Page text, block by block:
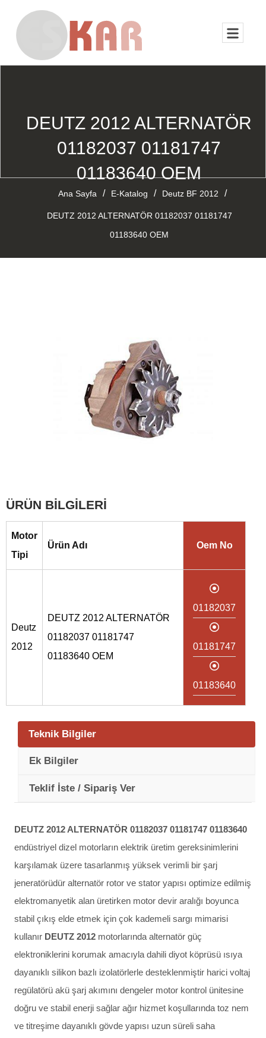
DEUTZ 2012 ALTERNATÖR
01182037 01181747
01183640 OEM
Ana Sayfa / E-Katalog / Deutz BF 2012 /
DEUTZ 2012 ALTERNATÖR 01182037 01181747
01183640 OEM
ÜRÜN BİLGİLERİ
Motor
Tipi
Ürün Adı Oem No
Deutz
2012
DEUTZ 2012 ALTERNATÖR
01182037 01181747
01183640 OEM
01182037
01181747
01183640
Teknik Bilgiler
Ek Bilgiler
Teklif İste / Sipariş Ver
DEUTZ 2012 ALTERNATÖR 01182037 01181747 01183640
endüstriyel dizel motorların elektrik üretim gereksinimlerini
karşılamak üzere tasarlanmış yüksek verimli bir şarj
jeneratörüdür alternatör rotor ve stator yapısı optimize edilmiş
elektromanyetik alan üretirken motor devir aralığı boyunca
stabil çıkış elde etmek için çok kademeli sargı mimarisi
kullanır DEUTZ 2012 motorlarında alternatör güç
elektroniklerini korumak amacıyla dahili diyot köprüsü ısıya
dayanıklı silikon bazlı izolatörlerle desteklenmiştir harici voltaj
regülatörü akü şarj akımını dengeler motor kontrol ünitesine
doğru ve stabil enerji sağlar ağır hizmet koşullarında toz nem
ve titreşime dayanıklı gövde yapısı uzun süreli saha